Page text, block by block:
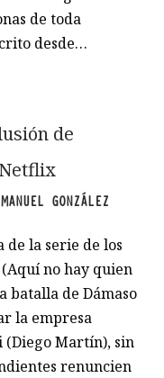
de toda
desde…
de
GONZÁLEZ
la serie de los
no hay quien
batalla de Dámaso
la empresa
(Diego Martín), sin
renuncien